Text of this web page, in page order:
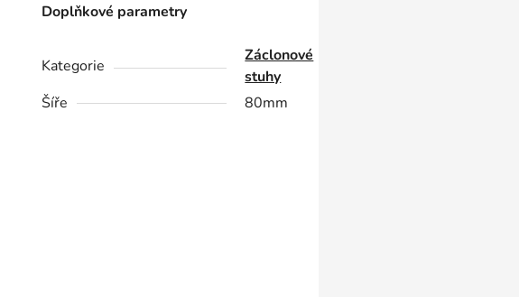
Doplňkové parametry
Kategorie
Záclonové
stuhy
Šíře
80mm